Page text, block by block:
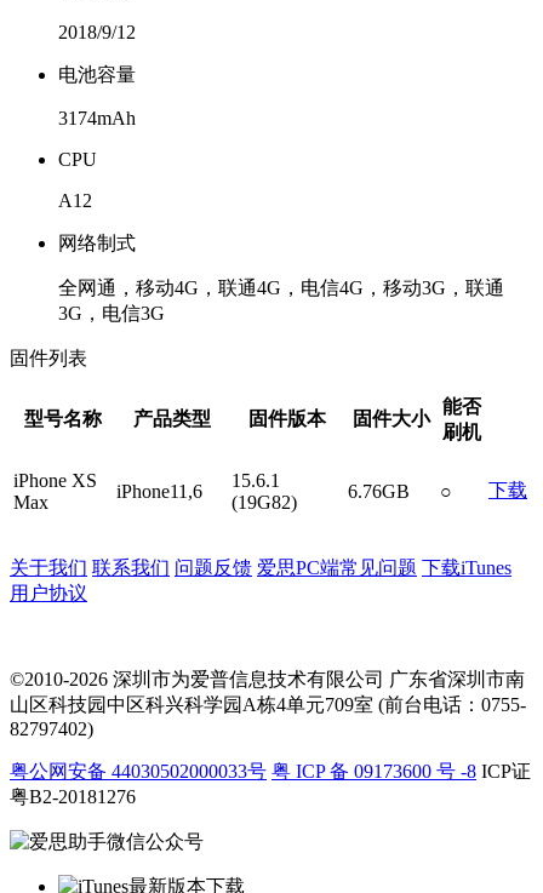
2018/9/12
电池容量
3174mAh
CPU
A12
网络制式
全网通，移动4G，联通4G，电信4G，移动3G，联通
3G，电信3G
固件列表
型号名称 产品类型 固件版本 固件大小
能否
刷机
iPhone XS
Max
iPhone11,6
15.6.1
(19G82)
6.76GB ○ 下载
关于我们 联系我们 问题反馈 爱思PC端常见问题 下载iTunes
用户协议
©2010-2026 深圳市为爱普信息技术有限公司 广东省深圳市南
山区科技园中区科兴科学园A栋4单元709室 (前台电话：0755-
82797402)
粤公网安备 44030502000033号 粤 ICP 备 09173600 号 -8 ICP证
粤B2-20181276